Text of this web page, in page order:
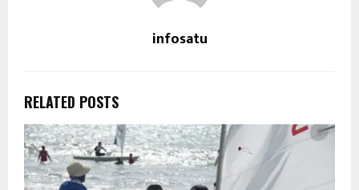
infosatu
RELATED POSTS